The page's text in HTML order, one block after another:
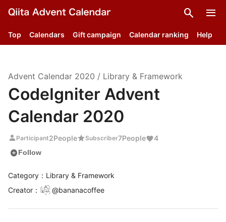
search menu
Top Calendars Gift campaign Calendar ranking Help
Advent Calendar 2020 / Library & Framework
CodeIgniter Advent
Calendar 2020
person Participant2PeoplestarSubscriber7People 4
add_circleFollow
Category：Library & Framework
Creator ： @bananacoffee